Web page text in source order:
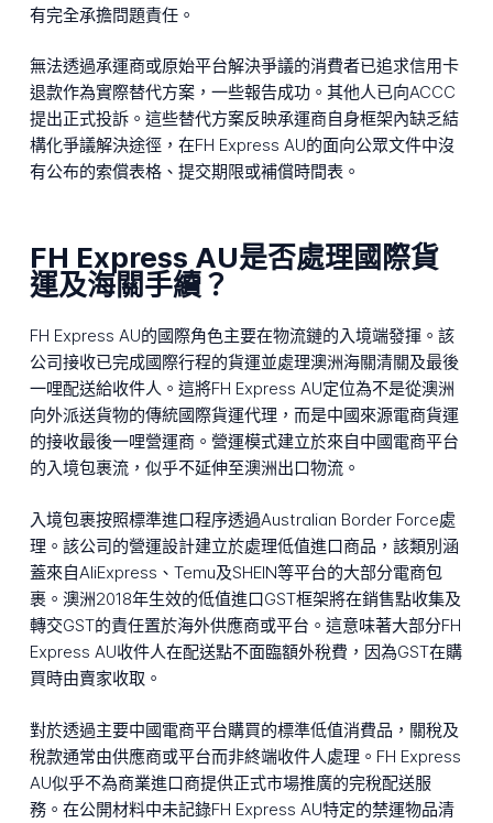
有完全承擔問題責任。
無法透過承運商或原始平台解決爭議的消費者已追求信用卡
退款作為實際替代方案，一些報告成功。其他人已向ACCC
提出正式投訴。這些替代方案反映承運商自身框架內缺乏結
構化爭議解決途徑，在FH Express AU的面向公眾文件中沒
有公布的索償表格、提交期限或補償時間表。
FH Express AU是否處理國際貨
運及海關手續？
FH Express AU的國際角色主要在物流鏈的入境端發揮。該
公司接收已完成國際行程的貨運並處理澳洲海關清關及最後
一哩配送給收件人。這將FH Express AU定位為不是從澳洲
向外派送貨物的傳統國際貨運代理，而是中國來源電商貨運
的接收最後一哩營運商。營運模式建立於來自中國電商平台
的入境包裹流，似乎不延伸至澳洲出口物流。
入境包裹按照標準進口程序透過Australian Border Force處
理。該公司的營運設計建立於處理低值進口商品，該類別涵
蓋來自AliExpress、Temu及SHEIN等平台的大部分電商包
裹。澳洲2018年生效的低值進口GST框架將在銷售點收集及
轉交GST的責任置於海外供應商或平台。這意味著大部分FH
Express AU收件人在配送點不面臨額外稅費，因為GST在購
買時由賣家收取。
對於透過主要中國電商平台購買的標準低值消費品，關稅及
稅款通常由供應商或平台而非終端收件人處理。FH Express
AU似乎不為商業進口商提供正式市場推廣的完稅配送服
務。在公開材料中未記錄FH Express AU特定的禁運物品清